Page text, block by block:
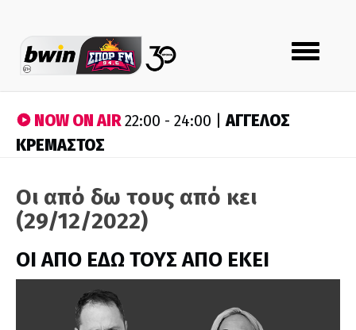
Toggle
navigation
NOW ON AIR22:00 - 24:00 |ΑΓΓΕΛΟΣ
ΚΡΕΜΑΣΤΟΣ
Οι από δω τους από κει
(29/12/2022)
ΟΙ ΑΠΟ ΕΔΩ ΤΟΥΣ ΑΠΟ ΕΚΕΙ